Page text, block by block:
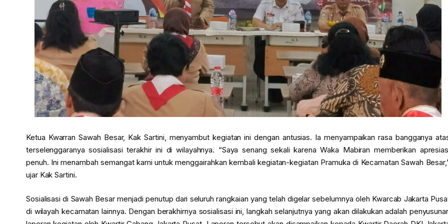
Ketua Kwarran Sawah Besar, Kak Sartini, menyambut kegiatan ini dengan antusias. Ia menyampaikan rasa bangganya
terselenggaranya sosialisasi terakhir ini di wilayahnya. “Saya senang sekali karena Waka Mabiran memberikan
penuh. Ini menambah semangat kami untuk menggairahkan kembali kegiatan-kegiatan Pramuka di Kecamatan Sawah
ujar Kak Sartini.
Sosialisasi di Sawah Besar menjadi penutup dari seluruh rangkaian yang telah digelar sebelumnya oleh Kwarcab Jakarta
di wilayah kecamatan lainnya. Dengan berakhirnya sosialisasi ini, langkah selanjutnya yang akan dilakukan adalah